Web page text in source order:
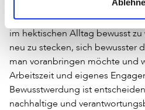
Praktikantinnen und
Teamkolleginnen und -
im hektischen Alltag bewusst
neu zu stecken, sich bewusster
man voranbringen möchte und
Arbeitszeit und eigenes
Bewusstwerdung ist
nachhaltige und